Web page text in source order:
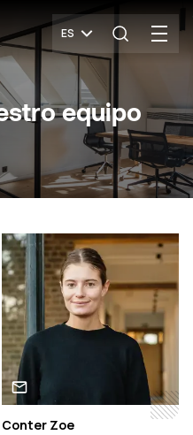
ES
equipo
Conter Zoe